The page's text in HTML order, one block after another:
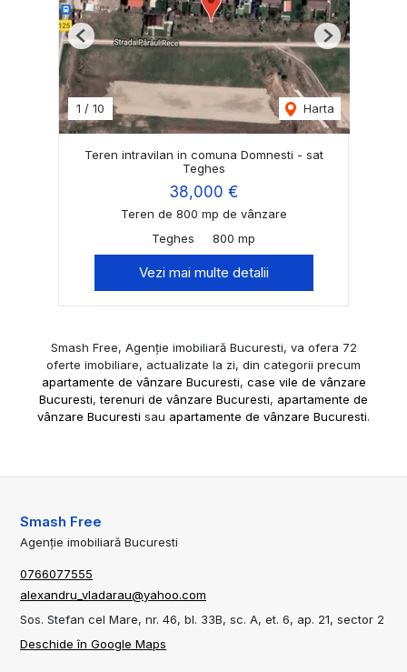
1 / 10 Harta
Previous Next
Teren intravilan in comuna Domnesti - sat
Teghes
38,000 €
Teren de 800 mp de vânzare
Teghes
800 mp
Vezi mai multe detalii
Smash Free, Agenție imobiliară Bucuresti, va ofera 72
oferte imobiliare, actualizate la zi, din categorii precum
apartamente de vânzare Bucuresti, case vile de vânzare
Bucuresti,terenuri de vânzare Bucuresti, apartamente de
vânzare Bucuresti sau apartamente de vânzare Bucuresti.
Smash Free
Agenție imobiliară Bucuresti
0766077555
alexandru_vladarau@yahoo.com
Sos. Stefan cel Mare, nr. 46, bl. 33B, sc. A, et. 6, ap. 21, sector 2
Deschide în Google Maps